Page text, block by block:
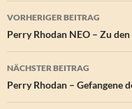
VORHERIGER BEITRAG
Perry Rhodan NEO – Zu
NÄCHSTER BEITRAG
Perry Rhodan – Gefangene